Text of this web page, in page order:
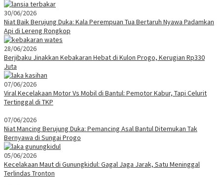
30/06/2026
Niat Baik Berujung Duka: Kala Perempuan Tua Bertaruh Nyawa Padamkan
Api di Lereng Rongkop
28/06/2026
Berjibaku Jinakkan Kebakaran Hebat di Kulon Progo, Kerugian Rp330
Juta
07/06/2026
Viral Kecelakaan Motor Vs Mobil di Bantul: Pemotor Kabur, Tapi Celurit
Tertinggal di TKP
07/06/2026
Niat Mancing Berujung Duka: Pemancing Asal Bantul Ditemukan Tak
Bernyawa di Sungai Progo
05/06/2026
Kecelakaan Maut di Gunungkidul: Gagal Jaga Jarak, Satu Meninggal
Terlindas Tronton